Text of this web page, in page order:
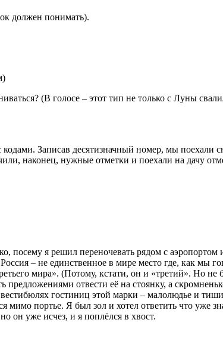
должен понимать).
(В голосе – этот тип не только с Луны
Записав десятизначный номер, мы поехали
наконец, нужные отметки и поехали на дачу
посему я решил переночевать рядом с
– не единственное в мире место где, как мы
мира». (Потому, кстати, он и «третий». Но не
отвести её на стоянку, а
гостиниц этой марки – малолюдье и
портье. Я был зол и хотел ответить что уже
он уже исчез, и я поплёлся в хвост.